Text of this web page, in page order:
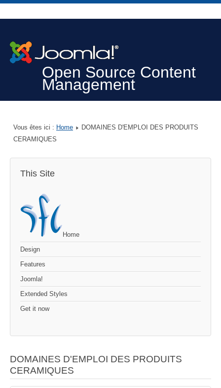
Open Source Content
Management
Vous êtes ici : Home
DOMAINES D'EMPLOI DES PRODUITS
CERAMIQUES
This Site
Home
Design
Features
Joomla!
Extended Styles
Get it now
DOMAINES D'EMPLOI DES PRODUITS
CERAMIQUES